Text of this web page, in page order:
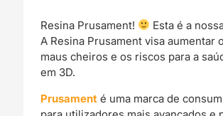
Resina Prusament!
Esta é a
A Resina Prusament visa
maus cheiros e os riscos para a
em 3D.
Prusament é uma marca de